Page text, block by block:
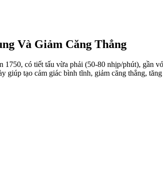
Và Giảm Căng Thẳng
có tiết tấu vừa phải (50-80 nhịp/phút),
giúp tạo cảm giác bình tĩnh, giảm căng thẳng,